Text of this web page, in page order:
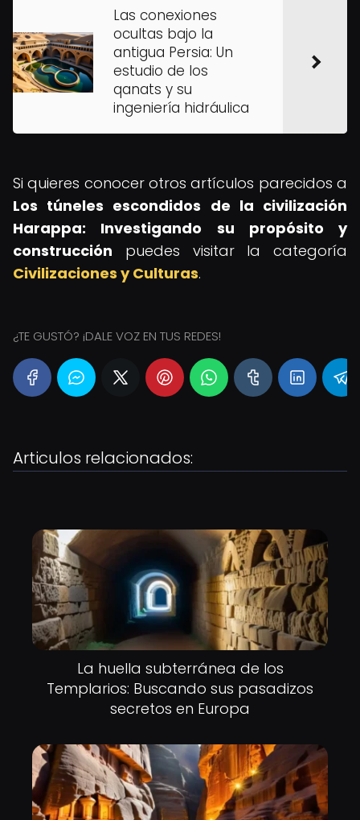
Las conexiones
ocultas bajo la
antigua Persia: Un
estudio de los
qanats y su
ingeniería hidráulica
Si quieres conocer otros artículos parecidos a
Los túneles escondidos de la civilización
Harappa: Investigando su propósito y
construcción puedes visitar la categoría
Civilizaciones y Culturas.
¿TE GUSTÓ? ¡DALE VOZ EN TUS REDES!
Articulos relacionados:
La huella subterránea de los
Templarios: Buscando sus pasadizos
secretos en Europa